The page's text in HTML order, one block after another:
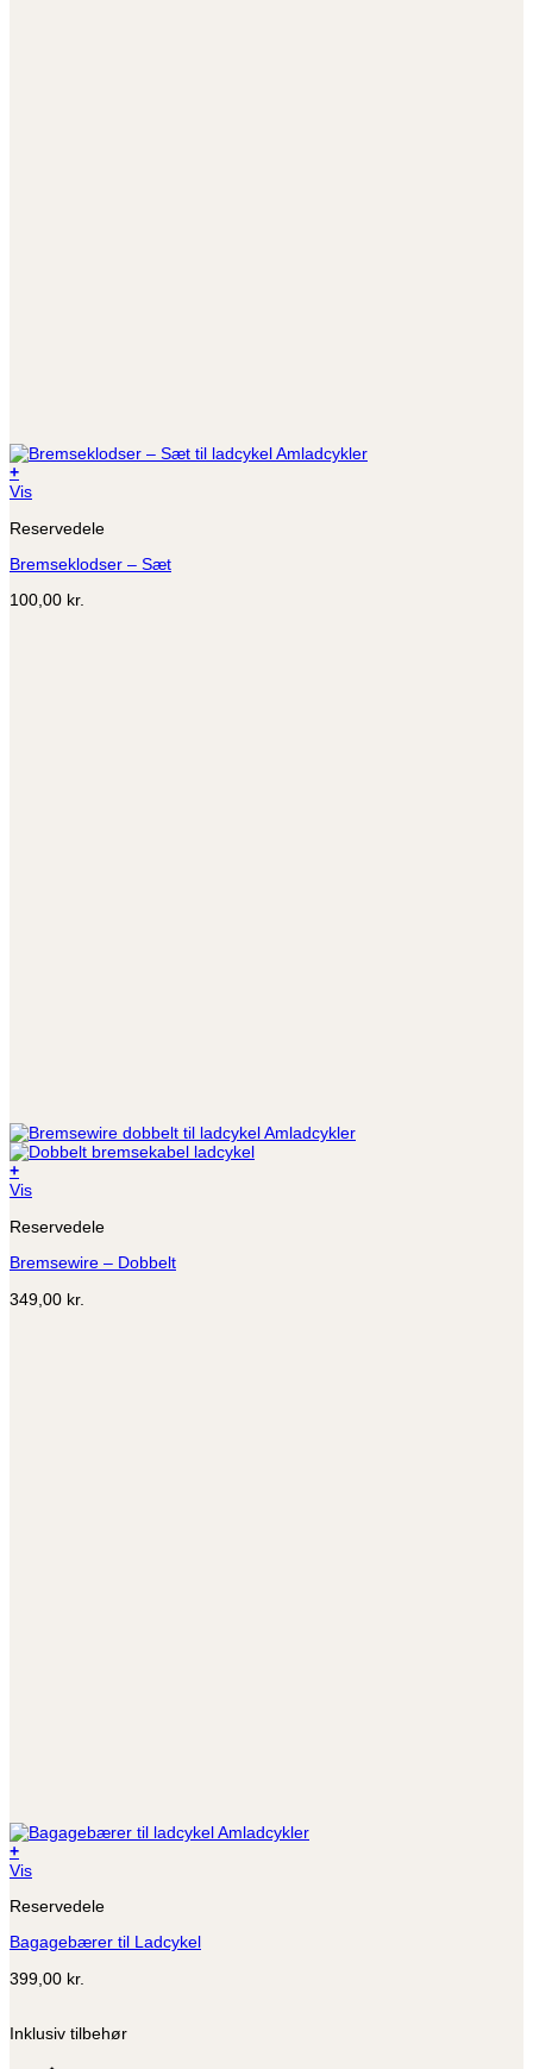
+
Vis
Reservedele
Bremseklodser – Sæt
100,00 kr.
+
Vis
Reservedele
Bremsewire – Dobbelt
349,00 kr.
+
Vis
Reservedele
Bagagebærer til Ladcykel
399,00 kr.
Inklusiv tilbehør